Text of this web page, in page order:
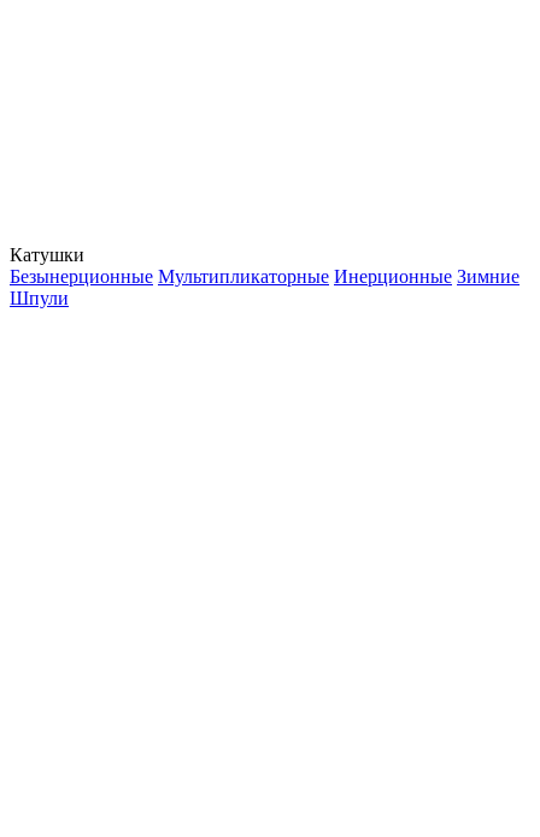
Катушки
Безынерционные Мультипликаторные Инерционные Зимние
Шпули